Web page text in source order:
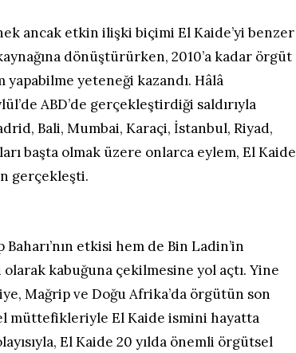
ancak etkin ilişki biçimi El Kaide’yi benzer
dönüştürürken, 2010’a kadar örgüt
yeteneği kazandı. Hâlâ
ABD’de gerçekleştirdiği saldırıyla
Bali, Mumbai, Karaçi, İstanbul, Riyad,
başta olmak üzere onlarca eylem, El Kaide
gerçekleşti.
etkisi hem de Bin Ladin’in
kabuğuna çekilmesine yol açtı. Yine
Mağrip ve Doğu Afrika’da örgütün son
müttefikleriyle El Kaide ismini hayatta
El Kaide 20 yılda önemli örgütsel